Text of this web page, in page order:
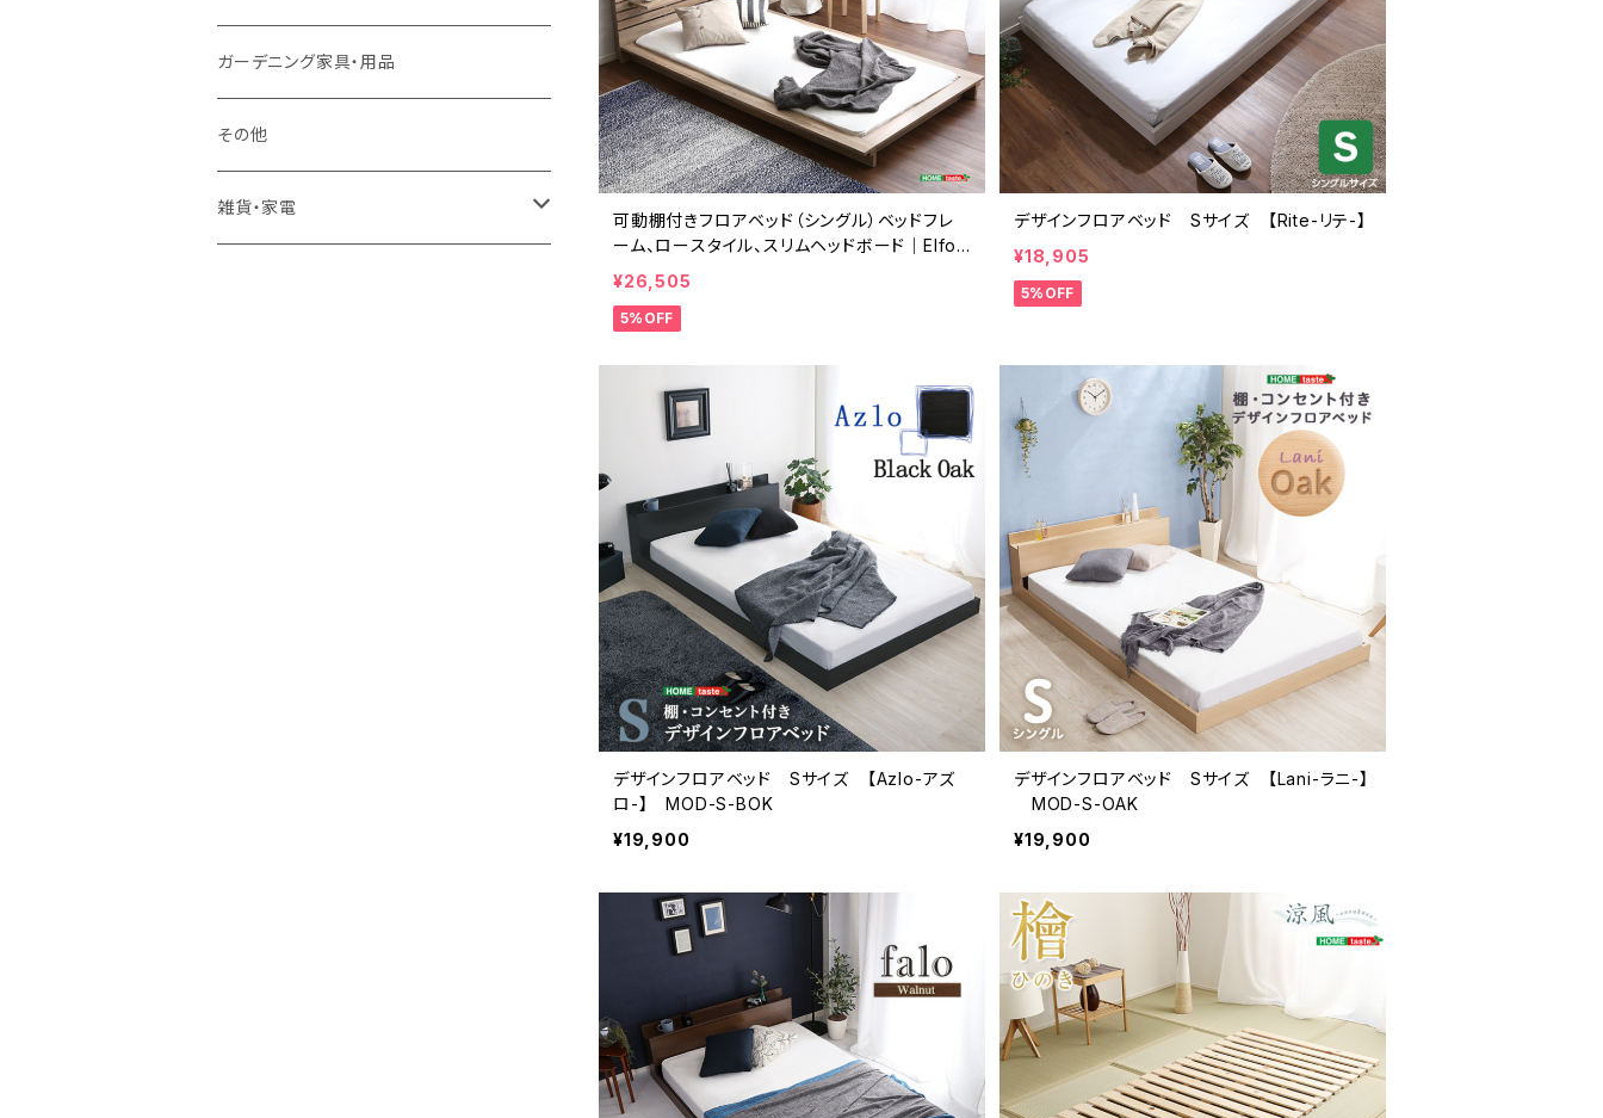
可動棚付きフロアベッド（シングル）ベッドフレ
ーム、ロースタイル、スリムヘッドボード｜Elfo
m エルフォム HT-NK01S
¥26,505
5%OFF
デザインフロアベッド Sサイズ 【Rite-リテ-】
¥18,905
5%OFF
デザインフロアベッド Sサイズ 【Azlo-アズ
ロ-】 MOD-S-BOK
¥19,900
デザインフロアベッド Sサイズ 【Lani-ラニ-】
MOD-S-OAK
¥19,900
ロフトベッド
二段ベッド
マットレス
ラック
TVボード
キャビネット・飾り棚
カーペット
ガーデニング家具・用品
その他
雑貨・家電